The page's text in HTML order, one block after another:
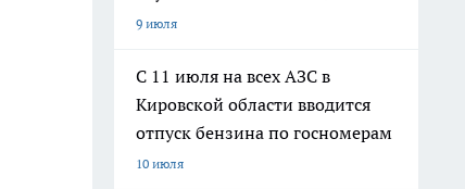
9 июля
С 11 июля на всех АЗС в
Кировской области вводится
отпуск бензина по госномерам
10 июля